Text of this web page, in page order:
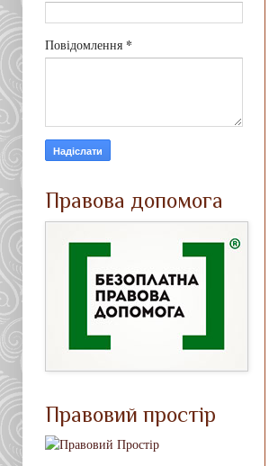
Повідомлення *
Правова допомога
Правовий простір